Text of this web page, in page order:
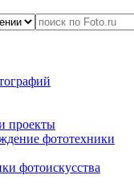
проекты
фототехники
фотоискусства